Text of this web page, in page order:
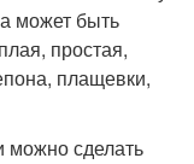
может быть
простая,
плащевки,
можно сделать